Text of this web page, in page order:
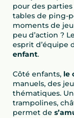
pour des parties
tables de ping-
moments de
peu d’action ?
esprit d’équipe
enfant.
Côté enfants, le
manuels, des
thématiques.
trampolines,
permet de